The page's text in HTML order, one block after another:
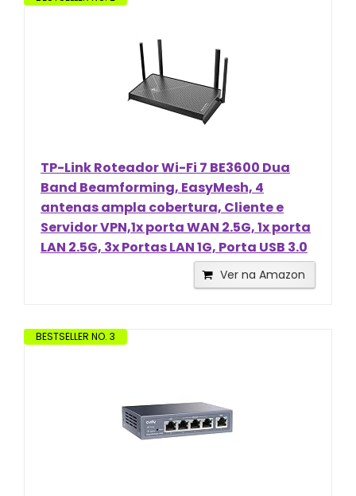
TP-Link Roteador Wi-Fi 7 BE3600 Dua
Band Beamforming, EasyMesh, 4
antenas ampla cobertura, Cliente e
Servidor VPN,1x porta WAN 2.5G, 1x porta
LAN 2.5G, 3x Portas LAN 1G, Porta USB 3.0
Ver na Amazon
BESTSELLER NO. 3